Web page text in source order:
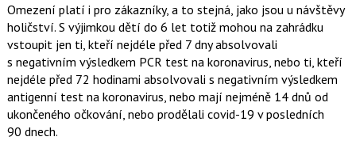
Omezení platí i pro zákazníky, a to stejná, jako jsou u návštěvy
holičství. S výjimkou dětí do 6 let totiž mohou na zahrádku
vstoupit jen ti, kteří nejdéle před 7 dny absolvovali
s negativním výsledkem PCR test na koronavirus, nebo ti, kteří
nejdéle před 72 hodinami absolvovali s negativním výsledkem
antigenní test na koronavirus, nebo mají nejméně 14 dnů od
ukončeného očkování, nebo prodělali covid-19 v posledních
90 dnech.